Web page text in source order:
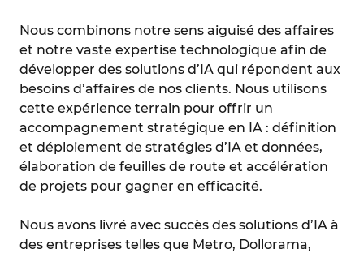
Nous combinons notre sens aiguisé des affaires
et notre vaste expertise technologique afin de
développer des solutions d’IA qui répondent aux
besoins d’affaires de nos clients. Nous utilisons
cette expérience terrain pour offrir un
accompagnement stratégique en IA : définition
et déploiement de stratégies d’IA et données,
élaboration de feuilles de route et accélération
de projets pour gagner en efficacité.
Nous avons livré avec succès des solutions d’IA à
des entreprises telles que Metro, Dollorama,